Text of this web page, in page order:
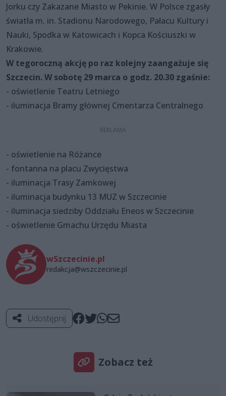
Jorku czy Zakazane Miasto w Pekinie. W Polsce zgasły
światła m. in. Stadionu Narodowego, Pałacu Kultury i
Nauki, Spodka w Katowicach i Kopca Kościuszki w
Krakowie.
W tegoroczną akcję po raz kolejny zaangażuje się
Szczecin. W sobotę 29 marca o godz. 20.30 zgaśnie:
- oświetlenie Teatru Letniego
- iluminacja Bramy głównej Cmentarza Centralnego
- oświetlenie na Różance
- fontanna na placu Zwycięstwa
- iluminacja Trasy Zamkowej
- iluminacja budynku 13 MUZ w Szczecinie
- iluminacja siedziby Oddziału Eneos w Szczecinie
- oświetlenie Gmachu Urzędu Miasta
wSzczecinie.pl
redakcja@wszczecinie.pl
Udostępnij
Zobacz też